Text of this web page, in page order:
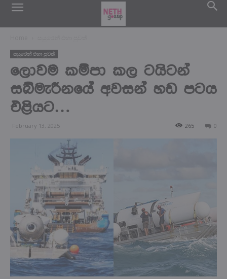
සයුරෙන් එහා පුවත්
ලොවම කම්පා කල ටයිටන්
සබ්මැරීනයේ අවසන් හඩ පටය
එළියට…
February 13, 2025 0
265